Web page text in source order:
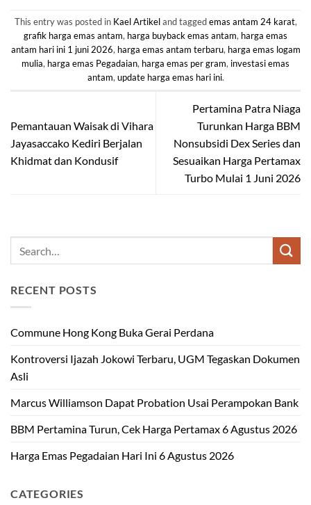
This entry was posted in Kael Artikeland taggedemas antam 24 karat,
grafik harga emas antam, harga buyback emas antam, harga emas
antam hari ini 1 juni 2026, harga emas antam terbaru, harga emas logam
mulia, harga emas Pegadaian, harga emas per gram, investasi emas
antam,update harga emas hari ini.
Pemantauan Waisak di Vihara
Jayasaccako Kediri Berjalan
Khidmat dan Kondusif
Pertamina Patra Niaga
Turunkan Harga BBM
Nonsubsidi Dex Series dan
Sesuaikan Harga Pertamax
Turbo Mulai 1 Juni 2026
RECENT POSTS
Commune Hong Kong Buka Gerai Perdana
Kontroversi Ijazah Jokowi Terbaru, UGM Tegaskan Dokumen
Asli
Marcus Williamson Dapat Probation Usai Perampokan Bank
BBM Pertamina Turun, Cek Harga Pertamax 6 Agustus 2026
Harga Emas Pegadaian Hari Ini 6 Agustus 2026
CATEGORIES